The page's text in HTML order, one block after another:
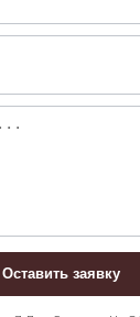
Оставить заявку